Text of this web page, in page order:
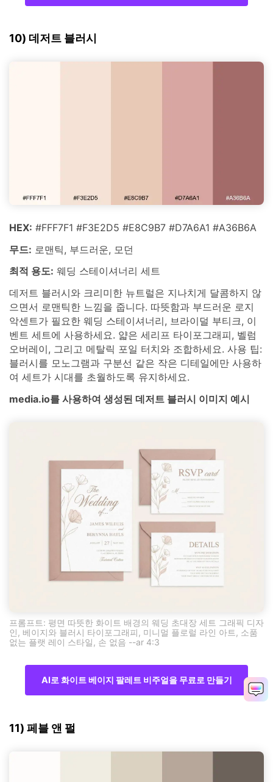
10) 데저트 블러시
HEX: #FFF7F1 #F3E2D5 #E8C9B7 #D7A6A1 #A36B6A
무드: 로맨틱, 부드러운, 모던
최적 용도: 웨딩 스테이셔너리 세트
데저트 블러시와 크리미한 뉴트럴은 지나치게 달콤하지 않
으면서 로맨틱한 느낌을 줍니다. 따뜻함과 부드러운 로지
악센트가 필요한 웨딩 스테이셔너리, 브라이덜 부티크, 이
벤트 세트에 사용하세요. 얇은 세리프 타이포그래피, 벨럼
오버레이, 그리고 메탈릭 포일 터치와 조합하세요. 사용 팁:
블러시를 모노그램과 구분선 같은 작은 디테일에만 사용하
여 세트가 시대를 초월하도록 유지하세요.
media.io를 사용하여 생성된 데저트 블러시 이미지 예시
프롬프트: 평면 따뜻한 화이트 배경의 웨딩 초대장 세트 그래픽 디자
인, 베이지와 블러시 타이포그래피, 미니멀 플로럴 라인 아트, 소품
없는 플랫 레이 스타일, 손 없음 --ar 4:3
AI로 화이트 베이지 팔레트 비주얼을 무료로 만들기
11) 페블 앤 펄